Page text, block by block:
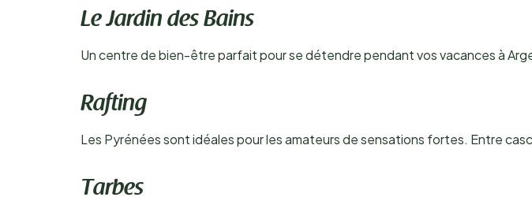
Le Jardin des Bains
Un centre de bien-être parfait pour se détendre pendant vos vacances à
Rafting
Les Pyrénées sont idéales pour les amateurs de sensations fortes. Entre
Tarbes